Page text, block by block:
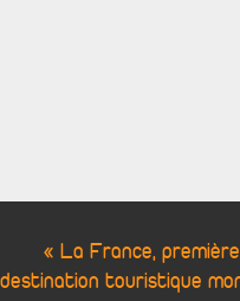
« La France, première
destination touristique